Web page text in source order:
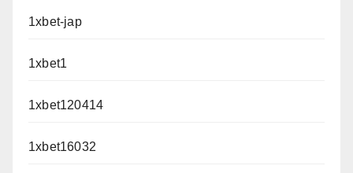
1xbet-jap
1xbet1
1xbet120414
1xbet16032